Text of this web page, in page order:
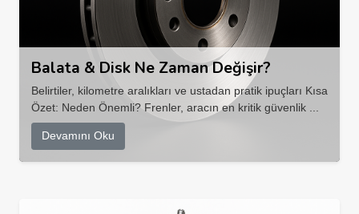
Balata & Disk Ne Zaman Değişir?
Belirtiler, kilometre aralıkları ve ustadan pratik ipuçları Kısa
Özet: Neden Önemli? Frenler, aracın en kritik güvenlik ...
Devamını Oku